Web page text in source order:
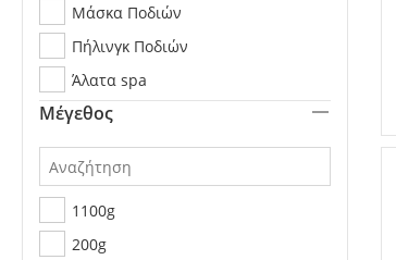
Μάσκα Ποδιών
Πήλινγκ Ποδιών
Άλατα spa
Μέγεθος
1100g
200g